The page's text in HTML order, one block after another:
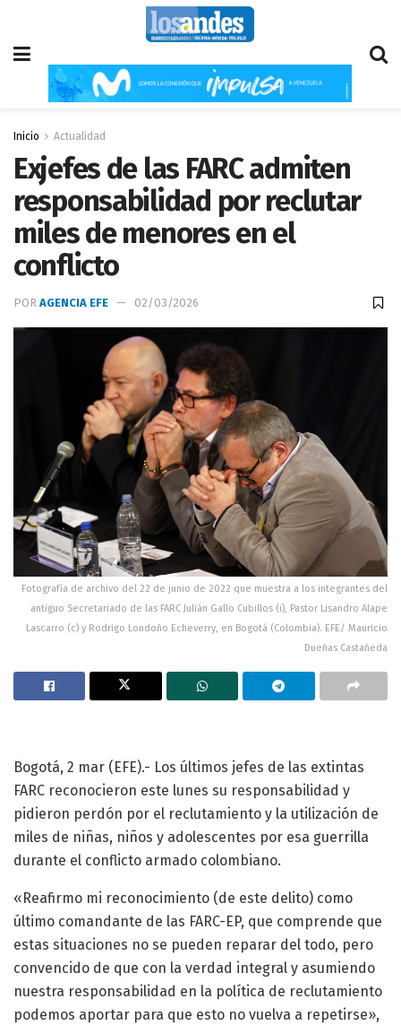
Inicio Actualidad
Exjefes de las FARC admiten
responsabilidad por reclutar
miles de menores en el
conflicto
POR AGENCIA EFE 02/03/2026
Fotografía de archivo del 22 de junio de 2022 que muestra a los integrantes del
antiguo Secretariado de las FARC Julián Gallo Cubillos (i), Pastor Lisandro Alape
Lascarro (c) y Rodrigo Londoño Echeverry, en Bogotá (Colombia). EFE/ Mauricio
Dueñas Castañeda
Bogotá, 2 mar (EFE).- Los últimos jefes de las extintas
FARC reconocieron este lunes su responsabilidad y
pidieron perdón por el reclutamiento y la utilización de
miles de niñas, niños y adolescentes por esa guerrilla
durante el conflicto armado colombiano.
«Reafirmo mi reconocimiento (de este delito) como
último comandante de las FARC-EP, que comprende que
estas situaciones no se pueden reparar del todo, pero
convencido de que con la verdad integral y asumiendo
nuestra responsabilidad en la política de reclutamiento
podemos aportar para que esto no vuelva a repetirse»,